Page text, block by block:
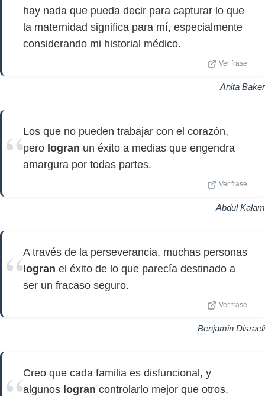
hay nada que pueda decir para capturar lo que
la maternidad significa para mí, especialmente
considerando mi historial médico.
Ver frase
Anita Baker
Los que no pueden trabajar con el corazón,
pero logran un éxito a medias que engendra
amargura por todas partes.
Ver frase
Abdul Kalam
A través de la perseverancia, muchas personas
logran el éxito de lo que parecía destinado a
ser un fracaso seguro.
Ver frase
Benjamin Disraeli
Creo que cada familia es disfuncional, y
algunos logran controlarlo mejor que otros.